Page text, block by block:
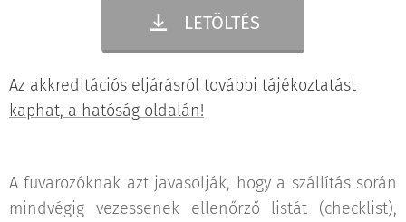
LETÖLTÉS
Az akkreditációs eljárásról további tájékoztatást
kaphat, a hatóság oldalán!
A fuvarozóknak azt javasolják, hogy a szállítás során
mindvégig vezessenek ellenőrző listát (checklist),